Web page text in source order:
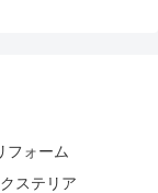
フォーム
ステリア